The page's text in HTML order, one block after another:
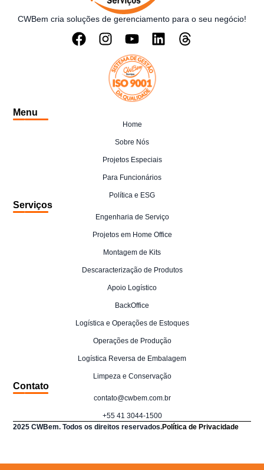
CWBem cria soluções de gerenciamento para o seu negócio!
Menu
Home
Sobre Nós
Projetos Especiais
Para Funcionários
Política e ESG
Serviços
Engenharia de Serviço
Projetos em Home Office
Montagem de Kits
Descaracterização de Produtos
Apoio Logístico
BackOffice
Logística e Operações de Estoques
Operações de Produção
Logística Reversa de Embalagem
Limpeza e Conservação
Contato
contato@cwbem.com.br
+55 41 3044-1500
2025 CWBem. Todos os direitos reservados.Política de Privacidade